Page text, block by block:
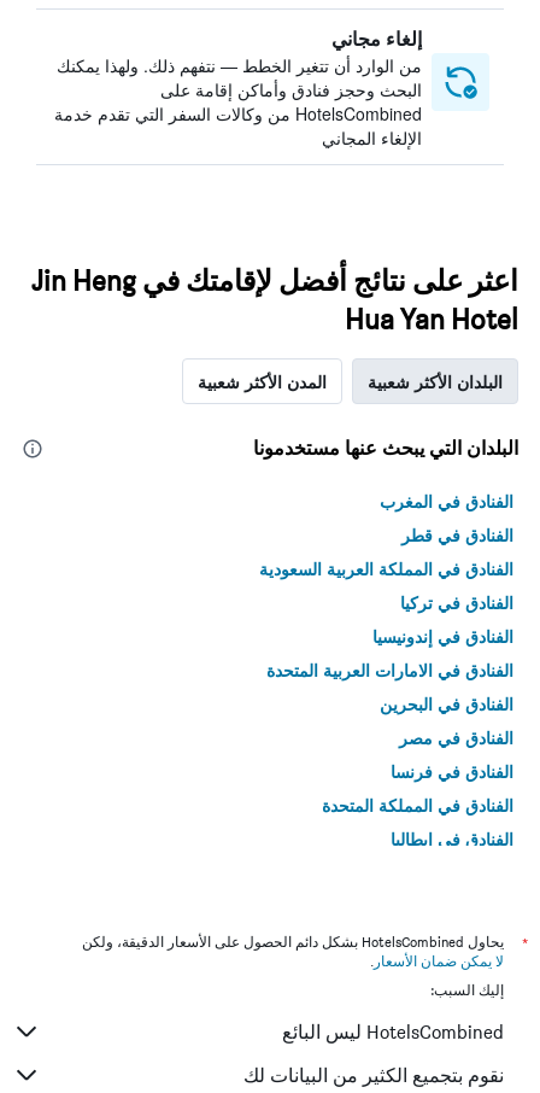
إلغاء مجاني
من الوارد أن تتغير الخطط — نتفهم ذلك. ولهذا يمكنك
البحث وحجز فنادق وأماكن إقامة على
HotelsCombined من وكالات السفر التي تقدم خدمة
الإلغاء المجاني
اعثر على نتائج أفضل لإقامتك في Jin Heng
Hua Yan Hotel
البلدان الأكثر شعبية المدن الأكثر شعبية
البلدان التي يبحث عنها مستخدمونا
الفنادق في المغرب
الفنادق في قطر
الفنادق في المملكة العربية السعودية
الفنادق في تركيا
الفنادق في إندونيسيا
الفنادق في الامارات العربية المتحدة
الفنادق في البحرين
الفنادق في مصر
الفنادق في فرنسا
الفنادق في المملكة المتحدة
الفنادق في إيطاليا
*
يحاول HotelsCombined بشكل دائم الحصول على الأسعار الدقيقة، ولكن
لا يمكن ضمان الأسعار .
إليك السبب:
HotelsCombined ليس البائع
نقوم بتجميع الكثير من البيانات لك